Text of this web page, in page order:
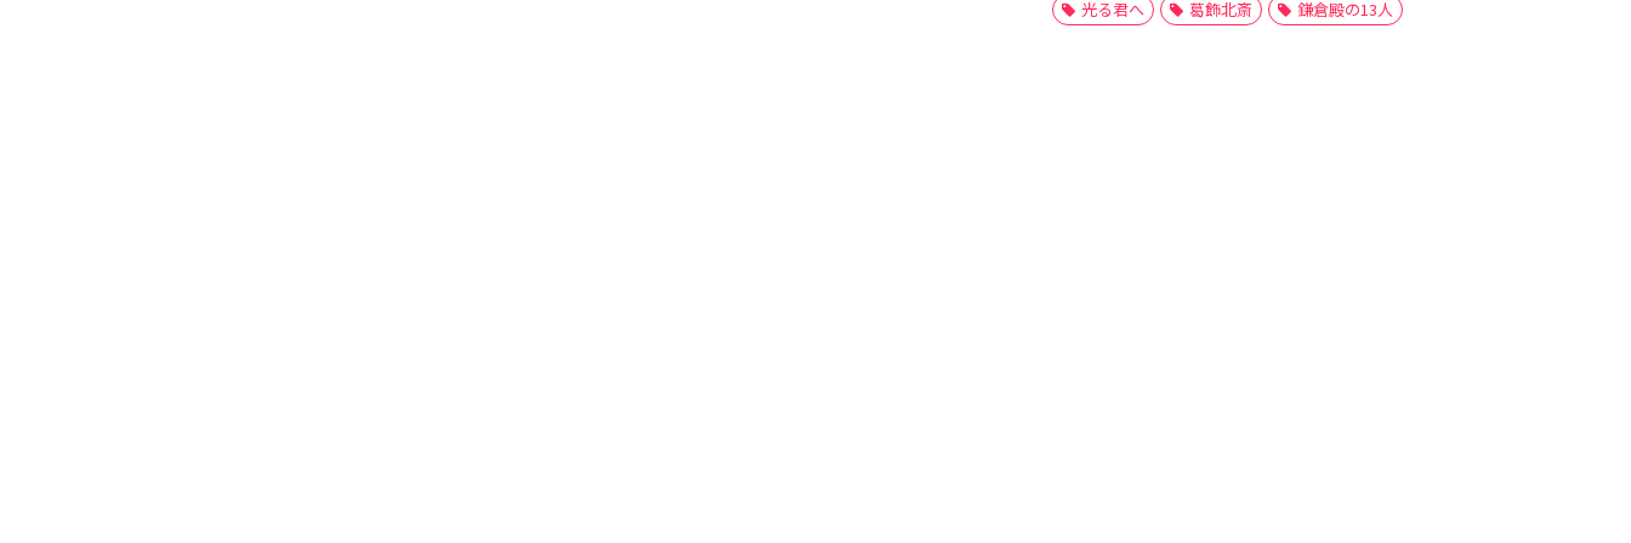
光る君へ 葛飾北斎 鎌倉殿の13人